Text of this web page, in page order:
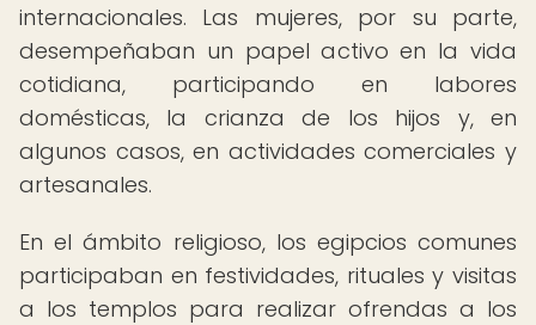
internacionales. Las mujeres, por su parte,
desempeñaban un papel activo en la vida
cotidiana, participando en labores
domésticas, la crianza de los hijos y, en
algunos casos, en actividades comerciales y
artesanales.
En el ámbito religioso, los egipcios comunes
participaban en festividades, rituales y visitas
a los templos para realizar ofrendas a los